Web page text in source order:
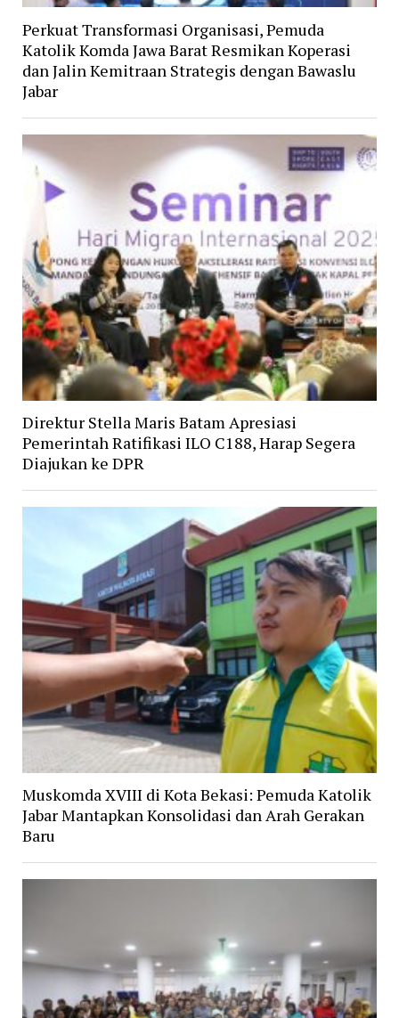
Perkuat Transformasi Organisasi, Pemuda
Katolik Komda Jawa Barat Resmikan Koperasi
dan Jalin Kemitraan Strategis dengan Bawaslu
Jabar
Direktur Stella Maris Batam Apresiasi
Pemerintah Ratifikasi ILO C188, Harap Segera
Diajukan ke DPR
Muskomda XVIII di Kota Bekasi: Pemuda Katolik
Jabar Mantapkan Konsolidasi dan Arah Gerakan
Baru